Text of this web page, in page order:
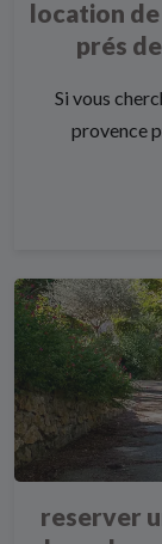
location de
prés
Si vous
provence
reserver